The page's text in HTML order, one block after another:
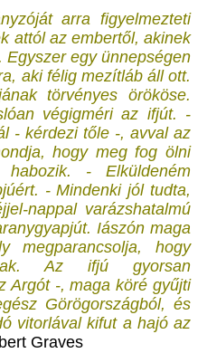
arra figyelmezteti
attól az embertől, akinek
egy ünnepségen
aki félig mezítláb áll ott.
törvényes örököse.
végigméri az ifjút. -
- kérdezi tőle -, avval az
hogy meg fog ölni
- Elküldeném
- Mindenki jól tudta,
nappal varázshatalmú
Iászón maga
megparancsolja, hogy
Az ifjú gyorsan
Argót -, maga köré gyűjti
Görögországból, és
vitorlával kifut a hajó az
Graves